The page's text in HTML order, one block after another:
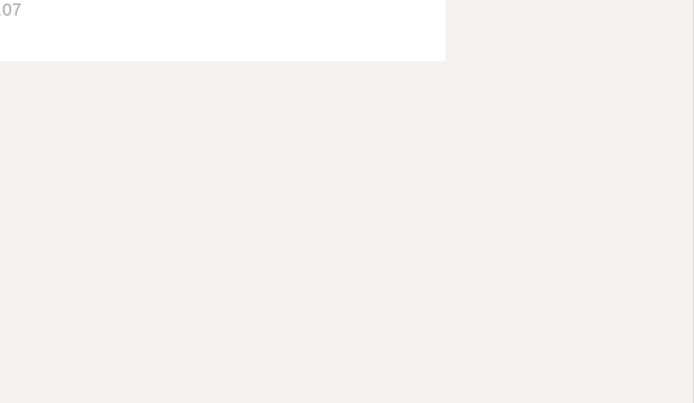
カルアロマ資格取得スクール IMA国